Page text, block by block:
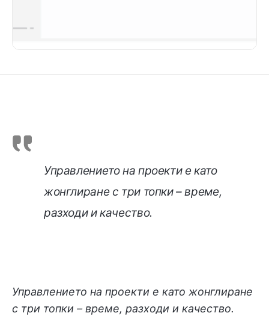
Управлението на проекти е като
жонглиране с три топки – време,
разходи и качество.
Управлението на проекти е като жонглиране
с три топки – време, разходи и качество.